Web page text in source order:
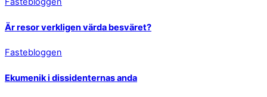
Är resor verkligen värda besväret?
Fastebloggen
Ekumenik i dissidenternas anda